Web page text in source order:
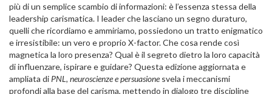
più di un semplice scambio di informazioni: è l’essenza stessa della
leadership carismatica. I leader che lasciano un segno duraturo,
quelli che ricordiamo e ammiriamo, possiedono un tratto enigmatico
e irresistibile: un vero e proprio X-factor. Che cosa rende così
magnetica la loro presenza? Qual è il segreto dietro la loro capacità
di influenzare, ispirare e guidare? Questa edizione aggiornata e
ampliata di PNL, neuroscienze e persuasione svela i meccanismi
profondi alla base del carisma, mettendo in dialogo tre discipline